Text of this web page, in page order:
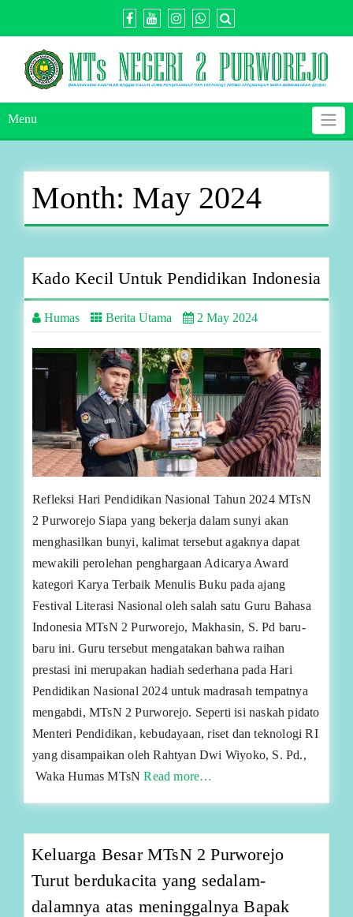
Menu
Month: May 2024
Kado Kecil Untuk Pendidikan Indonesia
Humas Berita Utama 2 May 2024
Refleksi Hari Pendidikan Nasional Tahun 2024 MTsN
2 Purworejo Siapa yang bekerja dalam sunyi akan
menghasilkan bunyi, kalimat tersebut agaknya dapat
mewakili perolehan penghargaan Adicarya Award
kategori Karya Terbaik Menulis Buku pada ajang
Festival Literasi Nasional oleh salah satu Guru Bahasa
Indonesia MTsN 2 Purworejo, Makhasin, S. Pd baru-
baru ini. Guru tersebut mengatakan bahwa raihan
prestasi ini merupakan hadiah sederhana pada Hari
Pendidikan Nasional 2024 untuk madrasah tempatnya
mengabdi, MTsN 2 Purworejo. Seperti isi naskah pidato
Menteri Pendidikan, kebudayaan, riset dan teknologi RI
yang disampaikan oleh Rahtyan Dwi Wiyoko, S. Pd.,
Waka Humas MTsNRead more…
Keluarga Besar MTsN 2 Purworejo
Turut berdukacita yang sedalam-
dalamnya atas meninggalnya Bapak